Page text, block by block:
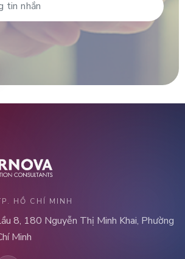
HỒ CHÍ MINH
8, 180 Nguyễn Thị Minh Khai, Phường
Minh